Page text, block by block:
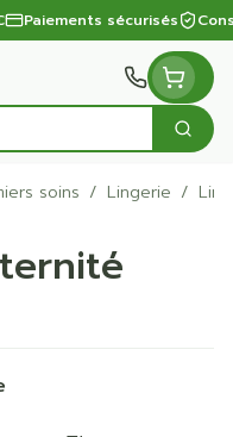
Paiements sécurisés
soins / Lingerie /